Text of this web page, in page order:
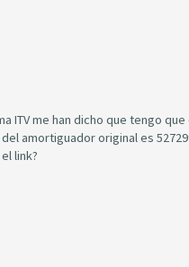
ITV me han dicho que tengo
amortiguador original es
link?